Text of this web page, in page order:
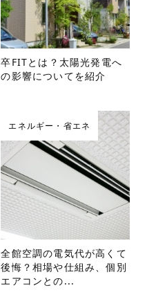
卒FITとは？太陽光発電へ
の影響についてを紹介
エネルギー・省エネ
全館空調の電気代が高くて
後悔？相場や仕組み、個別
エアコンとの...